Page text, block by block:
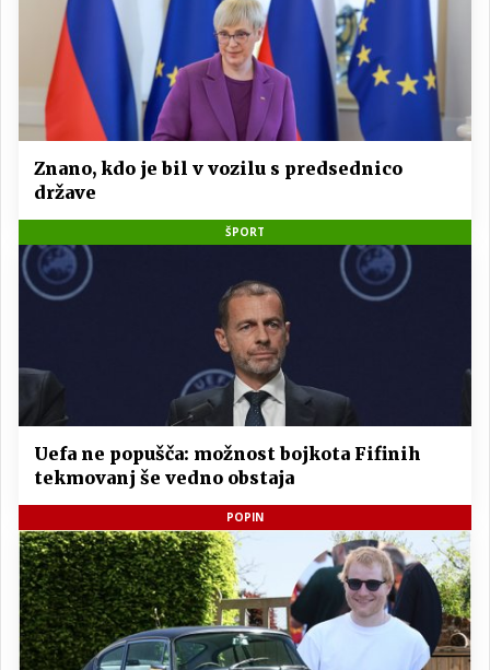
Znano, kdo je bil v vozilu s predsednico
države
ŠPORT
Uefa ne popušča: možnost bojkota Fifinih
tekmovanj še vedno obstaja
POPIN